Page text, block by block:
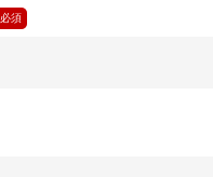
必須